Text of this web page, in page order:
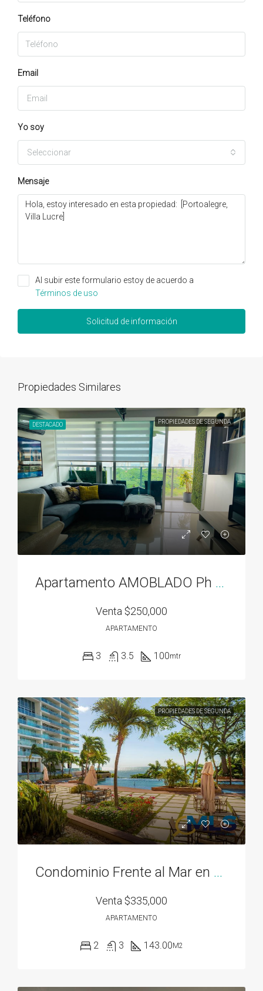
Teléfono
Email
Yo soy
Seleccionar
Mensaje
Al subir este formulario estoy de acuerdo a
Términos de uso
Solicitud de información
Propiedades Similares
DESTACADO PROPIEDADES DE SEGUNDA
Apartamento AMOBLADO Ph Residencias del Sol acceso directo al Parque Omar
Venta $250,000
APARTAMENTO
3 3.5 100mtr
PROPIEDADES DE SEGUNDA
Condominio Frente al Mar en Bahía Gorgona
Venta $335,000
APARTAMENTO
2 3 143.00M2